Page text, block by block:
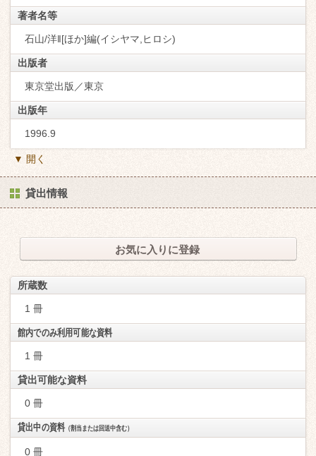
著者名等
石山/洋‖[ほか]編(イシヤマ,ヒロシ)
出版者
東京堂出版／東京
出版年
1996.9
▼ 開く
貸出情報
お気に入りに登録
所蔵数
1 冊
館内でのみ利用可能な資料
1 冊
貸出可能な資料
0 冊
貸出中の資料（割当または回送中含む）
0 冊